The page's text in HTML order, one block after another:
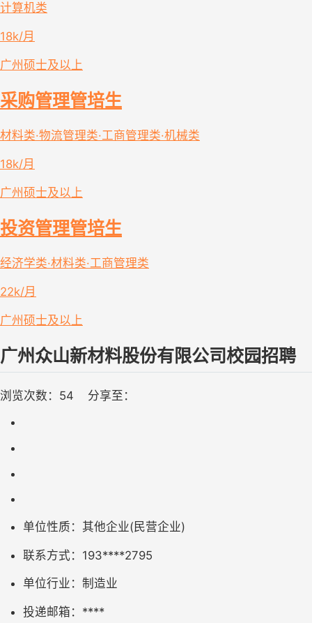
计算机类
18k/月
广州 硕士及以上
采购管理管培生
材料类·物流管理类·工商管理类·机械类
18k/月
广州 硕士及以上
投资管理管培生
经济学类·材料类·工商管理类
22k/月
广州 硕士及以上
广州众山新材料股份有限公司校园招聘
浏览次数： 54 分享至：
单位性质： 其他企业(民营企业)
联系方式： 193****2795
单位行业：制造业
投递邮箱： ****